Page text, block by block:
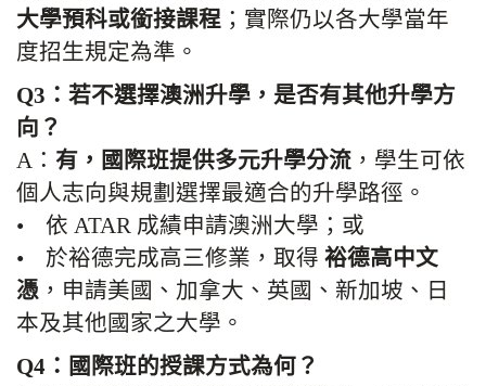
大學預科或銜接課程 ；實際仍以各大學當年
度招生規定為準。
Q3：若不選擇澳洲升學，是否有其他升學方
向？
A： 有，國際班提供多元升學分流 ，學生可依
個人志向與規劃選擇最適合的升學路徑。
• 依 ATAR 成績申請澳洲大學；或
• 於裕德完成高三修業，取得 裕德高中文
憑 ，申請美國、加拿大、英國、新加坡、日
本及其他國家之大學。
Q4：國際班的授課方式為何？